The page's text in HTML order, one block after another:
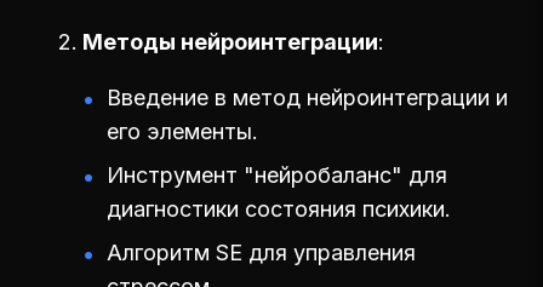
Методы нейроинтеграции
Введение в метод нейроинтеграции и
его элементы.
Инструмент "нейробаланс" для
диагностики состояния психики.
Алгоритм SE для управления